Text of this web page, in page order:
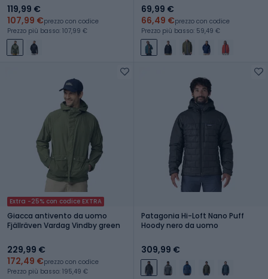
119,99 €
107,99 €prezzo con codice
Prezzo più basso: 107,99 €
69,99 €
66,49 €prezzo con codice
Prezzo più basso: 59,49 €
Extra -25% con codice EXTRA
Giacca antivento da uomo
Fjällräven Vardag Vindby green
229,99 €
172,49 €prezzo con codice
Prezzo più basso: 195,49 €
Patagonia Hi-Loft Nano Puff
Hoody nero da uomo
309,99 €